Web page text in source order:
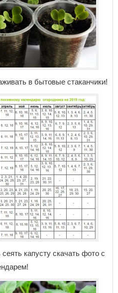
в бытовые стаканчики!
капусту скачать фото с